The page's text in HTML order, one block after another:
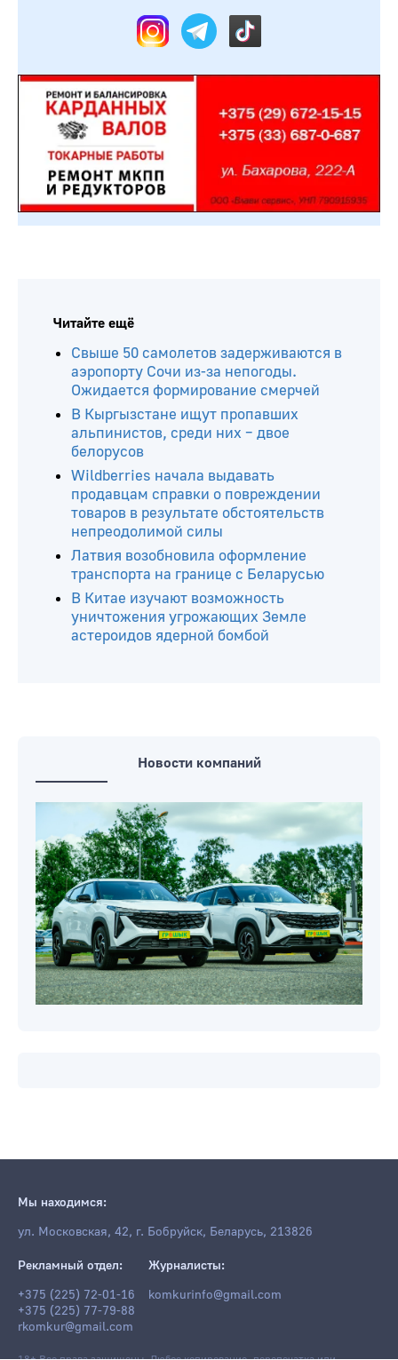
Читайте ещё
Свыше 50 самолетов задерживаются в
аэропорту Сочи из-за непогоды.
Ожидается формирование смерчей
В Кыргызстане ищут пропавших
альпинистов, среди них – двое
белорусов
Wildberries начала выдавать
продавцам справки о повреждении
товаров в результате обстоятельств
непреодолимой силы
Латвия возобновила оформление
транспорта на границе с Беларусью
В Китае изучают возможность
уничтожения угрожающих Земле
астероидов ядерной бомбой
Новости компаний
Мы находимся:
ул. Московская, 42, г. Бобруйск, Беларусь, 213826
Рекламный отдел:
+375 (225) 72-01-16
+375 (225) 77-79-88
rkomkur@gmail.com
Журналисты:
komkurinfo@gmail.com